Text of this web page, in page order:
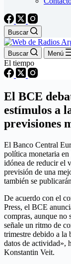
Buscar
Buscar Menú
El tiempo
El BCE
estímulos a
previsiones
El Banco Central
política monetaria en
idónea de reducir el
previsión de una
también se
De acuerdo con el
Press, el BCE
compras, aunque no
señale un ritmo de
trimestre debido a la
datos de actividad»,
Konstantin Veit.